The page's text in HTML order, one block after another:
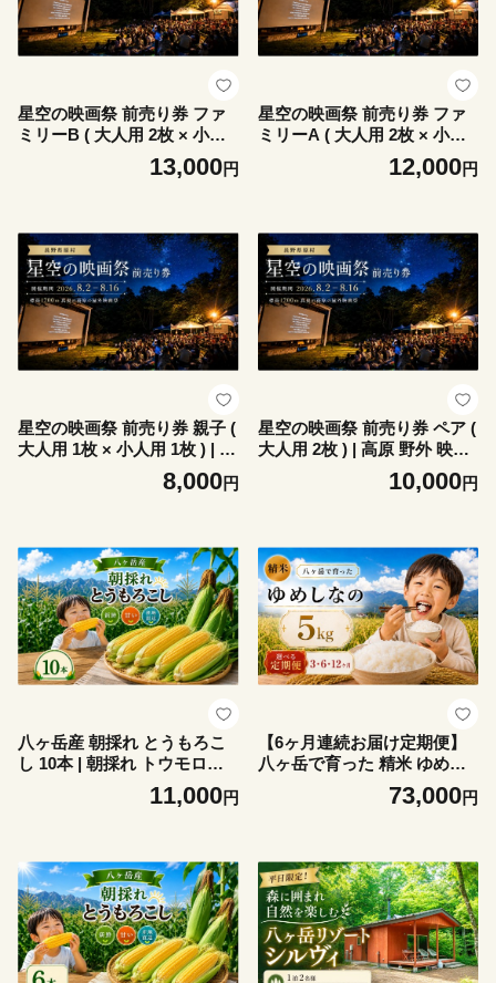
星空の映画祭 前売り券 ファ
ミリーB ( 大人用 2枚 × 小人
用 2枚 ) | 高原 野外 映画 鑑賞
チケット 高校生以上 小学生
13,000円
星空の映画祭 前売り券 ファ
ミリーA ( 大人用 2枚 × 小人
用 1枚 ) | 高原 野外 映画 鑑賞
チケット 高校生以上 小学生
12,000円
星空の映画祭 前売り券 親子 (
大人用 1枚 × 小人用 1枚 ) | 高
原 野外 映画 鑑賞 チケット
高校生以上 小学生 中学生 夏
8,000円
星空の映画祭 前売り券 ペア (
大人用 2枚 ) | 高原 野外 映画
鑑賞 チケット 高校生以上 夏
星 日本一の標高 信州 八ヶ岳
10,000円
八ヶ岳産 朝採れ とうもろこ
し 10本 | 朝採れ トウモロコ
シ とうもろこし 自然 旨味 甘
味 信州 八ヶ岳 長野県 諏訪郡
11,000円
【6ヶ月連続お届け定期便】
八ヶ岳で育った 精米 ゆめし
なの5kg お米 | 令和7年産 米
お米 白米 精米 甘み もちもち
73,000円